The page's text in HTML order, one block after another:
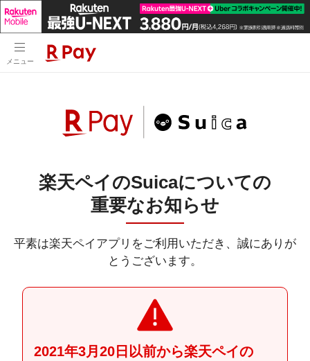
メニュー
楽天ペイのSuicaについての
重要なお知らせ
平素は楽天ペイアプリをご利用いただき、誠にありが
とうございます。
2021年3月20日以前から楽天ペイの